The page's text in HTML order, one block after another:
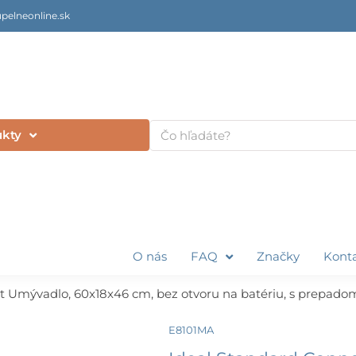
Vyhľadať
O nás FAQ Značky
Umývadlo, 60x18x46 cm, bez otvoru na batériu, s
E8101MA